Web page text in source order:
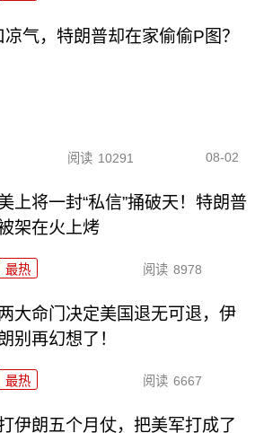
气，特朗普却在家偷偷P图？
阅读 10291 08-02
上将一封“私信”捅破天！特朗普
架在火上烤
最热 阅读 8978
两大命门决定美国退无可退，伊
朗别再幻想了！
最热 阅读 6667
伊朗五个月仗，把美军打成了